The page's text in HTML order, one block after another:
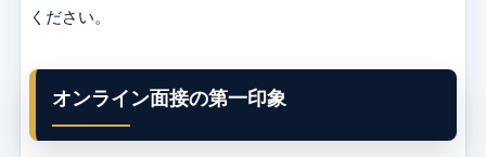
ください。
オンライン面接の第一印象